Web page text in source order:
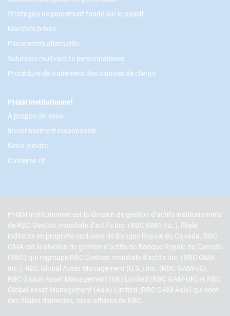
Stratégies de placement fondé sur le passif
Marchés privés
Placements alternatifs
Solutions multi-actifs personnalisées
Procédure de traitement des plaintes de clients
PH&N Institutionnel
À propos de nous
Investissement responsable
Nous joindre
Carrières
PH&N Institutionnel est la division de gestion d’actifs institutionnels
de RBC Gestion mondiale d’actifs Inc. (RBC GMA Inc.), filiale
indirecte en propriété exclusive de Banque Royale du Canada. RBC
GMA est la division de gestion d’actifs de Banque Royale du Canada
(RBC) qui regroupe RBC Gestion mondiale d’actifs Inc. (RBC GMA
Inc.), RBC Global Asset Management (U.S.) Inc. (RBC GAM-US),
RBC Global Asset Management (UK) Limited (RBC GAM-UK) et RBC
Global Asset Management (Asia) Limited (RBC GAM-Asia) qui sont
des filiales distinctes, mais affiliées de RBC.